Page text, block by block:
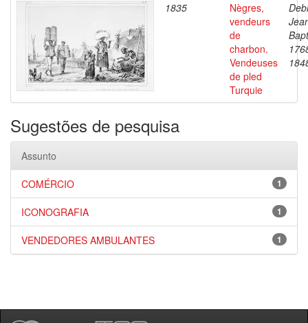
1835
Nègres,
vendeurs
de
charbon.
Vendeuses
de pled
Turquie
Sugestões de pesquisa
Assunto
1
COMÉRCIO
1
ICONOGRAFIA
1
VENDEDORES AMBULANTES